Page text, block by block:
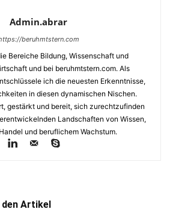
Admin.abrar
beruhmtstern.com
Bereiche Bildung, Wissenschaft und
und bei beruhmtstern.com. Als
ich die neuesten Erkenntnisse,
in diesen dynamischen Nischen.
gestärkt und bereit, sich zurechtzufinden
Landschaften von Wissen,
und beruflichem Wachstum.
den Artikel